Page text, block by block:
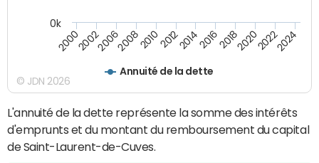
Annuité de la dette
200020022006200820102012201420162018202020222024
0k
© JDN 2026
L'annuité de la dette représente la somme des intérêts
d'emprunts et du montant du remboursement du capital
de Saint-Laurent-de-Cuves.